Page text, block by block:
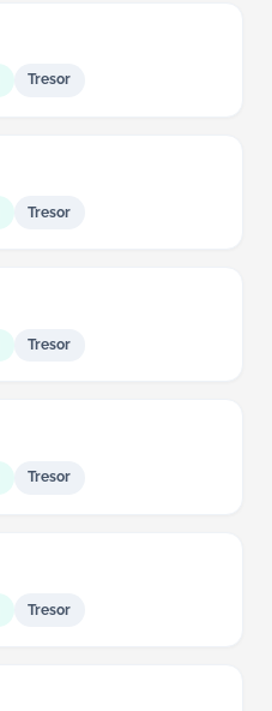
Tresor
Tresor
Tresor
Tresor
Tresor